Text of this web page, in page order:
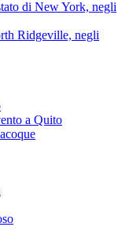
di New York, negli
Ridgeville, negli
a Quito